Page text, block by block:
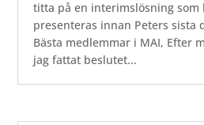
titta på en interimslösning som
presenteras innan Peters sista
Bästa medlemmar i MAI, Efter
jag fattat beslutet...